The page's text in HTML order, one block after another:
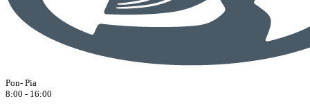
Pon- Pia
8:00 - 16:00